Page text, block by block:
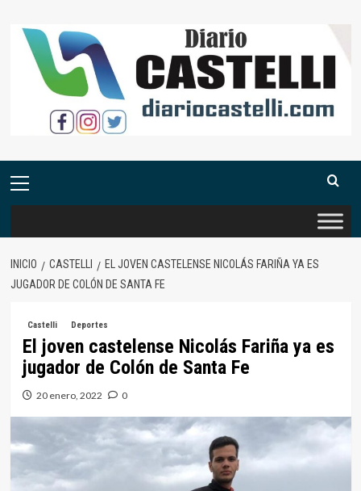
contenido
Menú
INICIO CASTELLI
EL JOVEN CASTELENSE NICOLÁS FARIÑA YA ES
JUGADOR DE COLÓN DE SANTA FE
Castelli Deportes
El joven castelense Nicolás Fariña ya es
jugador de Colón de Santa Fe
20 enero, 2022 0